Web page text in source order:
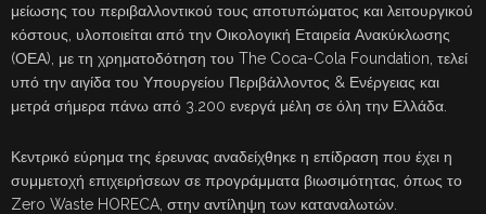
μείωσης του περιβαλλοντικού τους αποτυπώματος και λειτουργικού
κόστους, υλοποιείται από την Οικολογική Εταιρεία Ανακύκλωσης
(ΟΕΑ), με τη χρηματοδότηση του The Coca-Cola Foundation, τελεί
υπό την αιγίδα του Υπουργείου Περιβάλλοντος & Ενέργειας και
μετρά σήμερα πάνω από 3.200 ενεργά μέλη σε όλη την Ελλάδα.
Κεντρικό εύρημα της έρευνας αναδείχθηκε η επίδραση που έχει η
συμμετοχή επιχειρήσεων σε προγράμματα βιωσιμότητας, όπως το
Zero Waste HORECA, στην αντίληψη των καταναλωτών.